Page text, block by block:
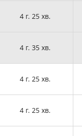
4 г. 25 хв.
4 г. 35 хв.
4 г. 25 хв.
4 г. 25 хв.